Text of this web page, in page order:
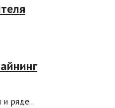
и ряде...